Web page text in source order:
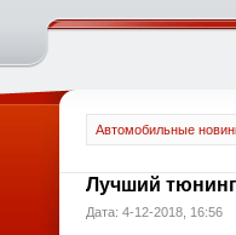
Автомобильные
Лучший
Дата: 4-12-2018, 16:56